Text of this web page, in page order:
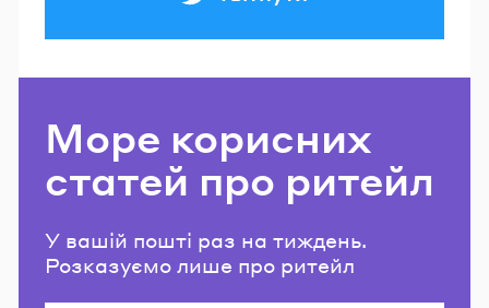
Море корисних
статей про ритейл
У вашій пошті раз на тиждень.
Розказуємо лише про ритейл